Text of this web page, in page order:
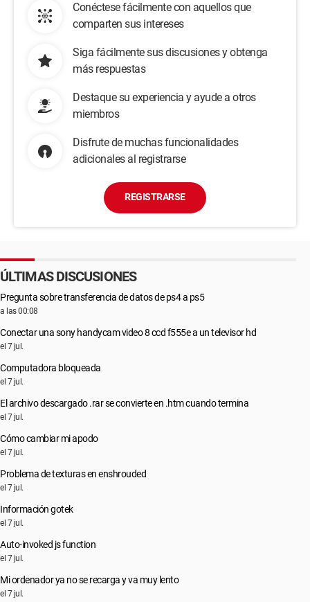
Conéctese fácilmente con aquellos que
comparten sus intereses
Siga fácilmente sus discusiones y obtenga
más respuestas
Destaque su experiencia y ayude a otros
miembros
Disfrute de muchas funcionalidades
adicionales al registrarse
REGISTRARSE
ÚLTIMAS DISCUSIONES
Pregunta sobre transferencia de datos de ps4 a ps5
a las 00:08
Conectar una sony handycam video 8 ccd f555e a un televisor hd
el 7 jul.
Computadora bloqueada
el 7 jul.
El archivo descargado .rar se convierte en .htm cuando termina
el 7 jul.
Cómo cambiar mi apodo
el 7 jul.
Problema de texturas en enshrouded
el 7 jul.
Información gotek
el 7 jul.
Auto-invoked js function
el 7 jul.
Mi ordenador ya no se recarga y va muy lento
el 7 jul.